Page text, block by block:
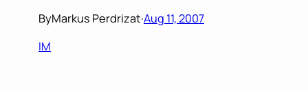
ByMarkus Perdrizat·Aug 11, 2007
IM